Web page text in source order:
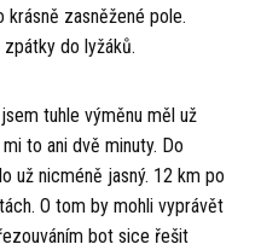
zasněžené pole.
do lyžáků.
tuhle výměnu měl už
to ani dvě minuty. Do
už nicméně jasný. 12 km po
O tom by mohli vyprávět
bot sice řešit